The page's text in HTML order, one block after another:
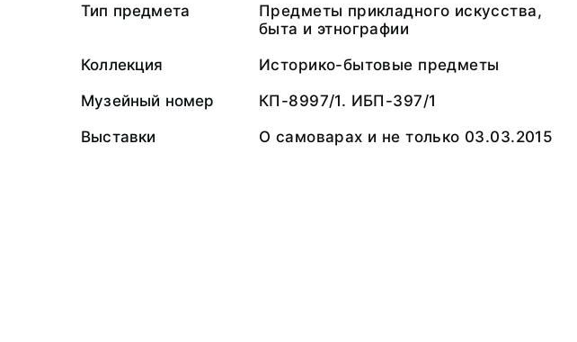
Тип предмета
Предметы прикладного искусства,
быта и этнографии
Коллекция
Историко-бытовые предметы
Музейный номер
КП-8997/1. ИБП-397/1
Выставки
О самоварах и не только 03.03.2015